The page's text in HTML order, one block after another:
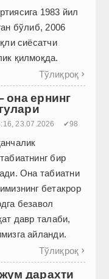
1983 йил
бўлиб, 2006
сиёсатчи
қилмоқда.
Тўлиқроқ 
она ернинг
23.07.2026 ✔98
бир
Она табиатни
бетакрор
безавол
давр талаби,
айланди.
Тўлиқроқ 
дарахти